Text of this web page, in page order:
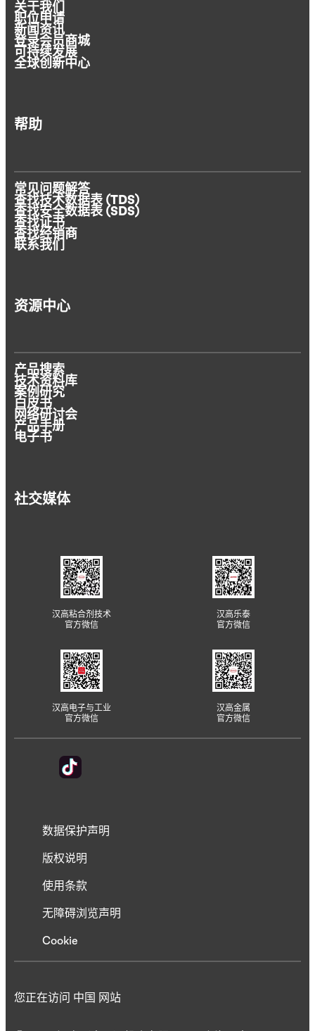
关于我们
职位申请
新闻资讯
登录会员商城
可持续发展
全球创新中心
帮助
常见问题解答
查找技术数据表 (TDS)
查找安全数据表 (SDS)
查找证书
查找经销商
联系我们
资源中心
产品搜索
技术资料库
案例研究
白皮书
网络研讨会
产品手册
电子书
社交媒体
汉高粘合剂技术
官方微信
汉高乐泰
官方微信
汉高电子与工业
官方微信
汉高金属
官方微信
数据保护声明
版权说明
使用条款
无障碍浏览声明
Cookie
您正在访问 中国 网站